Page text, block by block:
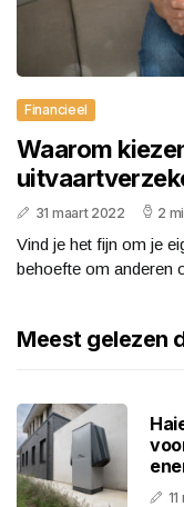
Financieel
Waarom
31 maart 2022 2
Vind je het fijn om je
behoefte om anderen
Meest gelezen